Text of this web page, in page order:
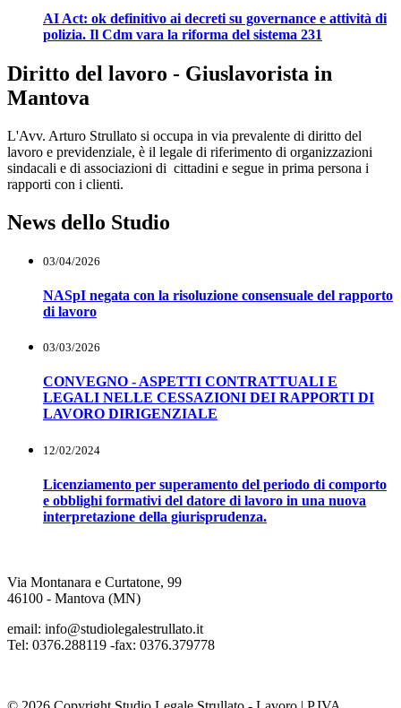
AI Act: ok definitivo ai decreti su governance e attività di
polizia. Il Cdm vara la riforma del sistema 231
Diritto del lavoro - Giuslavorista in
Mantova
L'Avv. Arturo Strullato si occupa in via prevalente di diritto del
lavoro e previdenziale, è il legale di riferimento di organizzazioni
sindacali e di associazioni di cittadini e segue in prima persona i
rapporti con i clienti.
News dello Studio
03/04/2026
NASpI negata con la risoluzione consensuale del rapporto
di lavoro
03/03/2026
CONVEGNO - ASPETTI CONTRATTUALI E
LEGALI NELLE CESSAZIONI DEI RAPPORTI DI
LAVORO DIRIGENZIALE
12/02/2024
Licenziamento per superamento del periodo di comporto
e obblighi formativi del datore di lavoro in una nuova
interpretazione della giurisprudenza.
Via Montanara e Curtatone, 99
46100 - Mantova (MN)
email: info@studiolegalestrullato.it
Tel: 0376.288119 -fax: 0376.379778